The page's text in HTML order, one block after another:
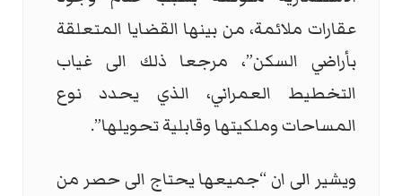
عقارات ملائمة، من بينها القضايا المتعلقة
بأراضي السكن”، مرجعا ذلك الى غياب
التخطيط العمراني، الذي يحدد نوع
المساحات وملكيتها وقابلية تحويلها”.
ويشير الى ان “جميعها يحتاج الى حصر من